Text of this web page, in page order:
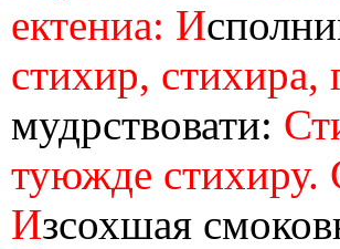
ектениа: И
стихир, стихира,
мудрствовати:
туюжде стихиру.
Изсохшая